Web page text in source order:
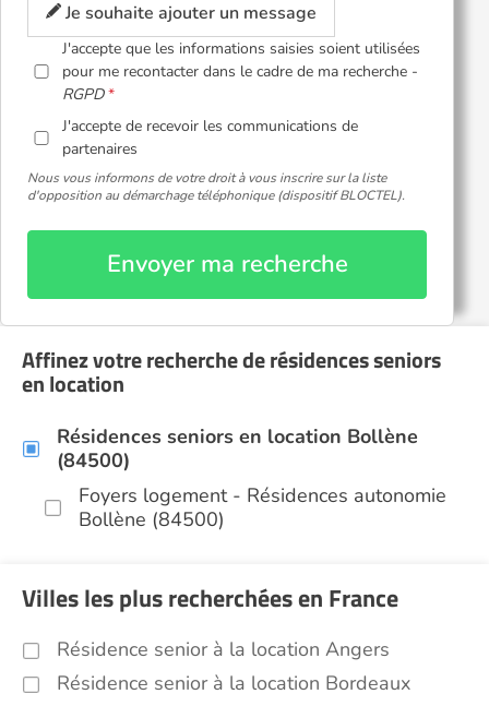
Je souhaite ajouter un message
J'accepte que les informations saisies soient utilisées
pour me recontacter dans le cadre de ma recherche -
RGPD
J'accepte de recevoir les communications de
partenaires
Nous vous informons de votre droit à vous inscrire sur la liste
d'opposition au démarchage téléphonique (dispositif BLOCTEL).
Envoyer ma recherche
Affinez votre recherche de résidences seniors
en location
Résidences seniors en location Bollène
(84500)
Foyers logement - Résidences autonomie
Bollène (84500)
Villes les plus recherchées en France
Résidence senior à la location Angers
Résidence senior à la location Bordeaux